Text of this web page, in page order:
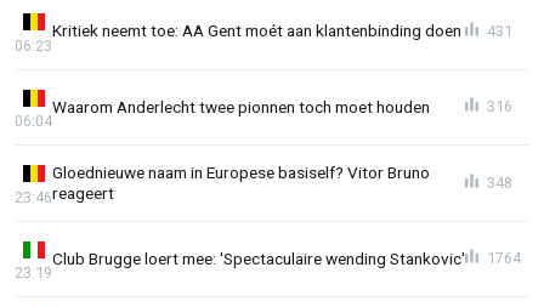
Kritiek neemt toe: AA Gent moét aan klantenbinding doen
06:23
431
Waarom Anderlecht twee pionnen toch moet houden
06:04
316
Gloednieuwe naam in Europese basiself? Vitor Bruno
reageert
23:46
348
Club Brugge loert mee: 'Spectaculaire wending Stankovic'
23:19
1764